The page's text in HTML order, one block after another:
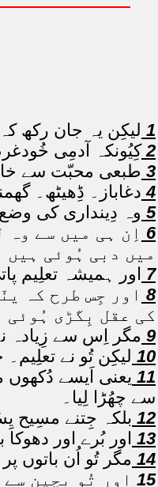
1 لیکِن یہ جان رکھ
2 کِیُونکہ آدمِی
3 طبعی محبّت سے
4 دغاباز۔ ڈِھیٹھ۔
5 وہ دِینداری کی
6 اِن ہی میں سے
میں دبی ہُوئی ہیں
7 اور ہمیشہ تعلِیم
8 اور جِس طرح کہ
کی عقل بِگڑی ہُوئی
9 مگر اِس سے زِیادہ
10 لیکِن تُو نے
11 یعنی اَیسے دُکھوں
سے چھُڑا لِیا۔
12 بلکہ جِتنے مسِیح
13 اور بُرے اور
14 مگر تُو اُن باتوں
15 اور تُو بچپن